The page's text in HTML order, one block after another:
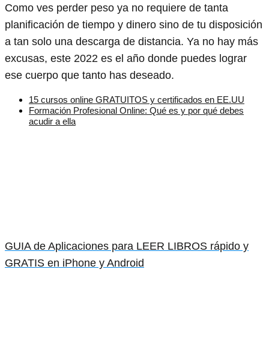
Como ves perder peso ya no requiere de tanta
planificación de tiempo y dinero sino de tu disposición
a tan solo una descarga de distancia. Ya no hay más
excusas, este 2022 es el año donde puedes lograr
ese cuerpo que tanto has deseado.
15 cursos online GRATUITOS y certificados en EE.UU
Formación Profesional Online: Qué es y por qué debes
acudir a ella
GUIA de Aplicaciones para LEER LIBROS rápido y
GRATIS en iPhone y Android